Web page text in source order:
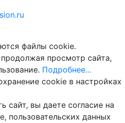
файлы cookie.
просмотр сайта,
Подробнее...
cookie в настройках
сайт, вы даете согласие на
пользовательских данных